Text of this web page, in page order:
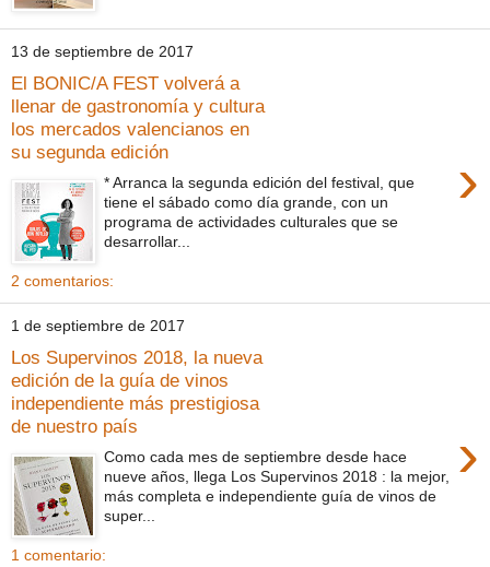
13 de septiembre de 2017
El BONIC/A FEST volverá a
llenar de gastronomía y cultura
los mercados valencianos en
su segunda edición
›
* Arranca la segunda edición del festival, que
tiene el sábado como día grande, con un
programa de actividades culturales que se
desarrollar...
2 comentarios:
1 de septiembre de 2017
Los Supervinos 2018, la nueva
edición de la guía de vinos
independiente más prestigiosa
de nuestro país
›
Como cada mes de septiembre desde hace
nueve años, llega Los Supervinos 2018 : la mejor,
más completa e independiente guía de vinos de
super...
1 comentario: